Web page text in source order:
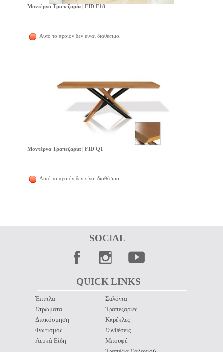
Μοντέρνα Τραπεζαρία | FID F18
Αυτό το προιόν δεν είναι διαθέσιμο.
Μοντέρνα Τραπεζαρία | FID Q1
Αυτό το προιόν δεν είναι διαθέσιμο.
QUICK LINKS
SOCIAL
Έπιπλα
Στρώματα
Διακόσμηση
Φωτισμός
Λευκά Είδη
Σαλόνια
Τραπεζαρίες
Καρέκλες
Συνθέσεις
Μπουφέ